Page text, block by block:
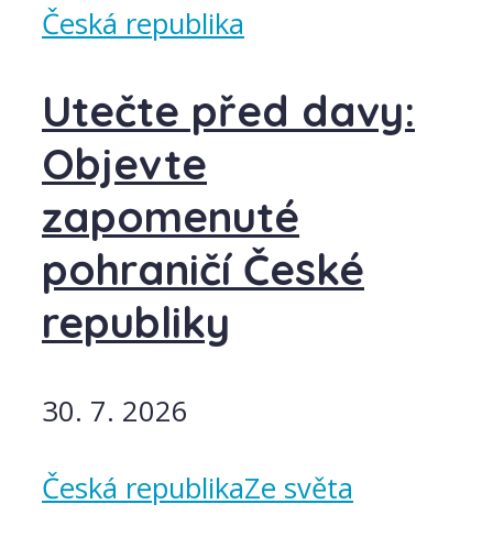
Česká republika
Utečte před davy:
Objevte
zapomenuté
pohraničí České
republiky
30. 7. 2026
Česká republikaZe světa